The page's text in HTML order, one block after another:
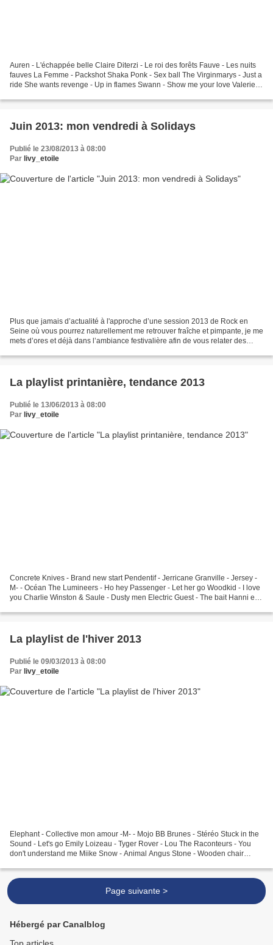
Auren - L'échappée belle Claire Diterzi - Le roi des forêts Fauve - Les nuits
fauves La Femme - Packshot Shaka Ponk - Sex ball The Virginmarys - Just a
ride She wants revenge - Up in flames Swann - Show me your love Valerie
Juin 2013: mon vendredi à Solidays
Publié le 23/08/2013 à 08:00
Par livy_etoile
Plus que jamais d’actualité à l'approche d’une session 2013 de Rock en
Seine où vous pourrez naturellement me retrouver fraîche et pimpante, je me
mets d’ores et déjà dans l’ambiance festivalière afin de vous relater des
La playlist printanière, tendance 2013
Publié le 13/06/2013 à 08:00
Par livy_etoile
Concrete Knives - Brand new start Pendentif - Jerricane Granville - Jersey -
M- - Océan The Lumineers - Ho hey Passenger - Let her go Woodkid - I love
you Charlie Winston & Saule - Dusty men Electric Guest - The bait Hanni el
La playlist de l'hiver 2013
Publié le 09/03/2013 à 08:00
Par livy_etoile
Elephant - Collective mon amour -M- - Mojo BB Brunes - Stéréo Stuck in the
Sound - Let's go Emily Loizeau - Tyger Rover - Lou The Raconteurs - You
don't understand me Miike Snow - Animal Angus Stone - Wooden chair
Page suivante >
Hébergé par Canalblog